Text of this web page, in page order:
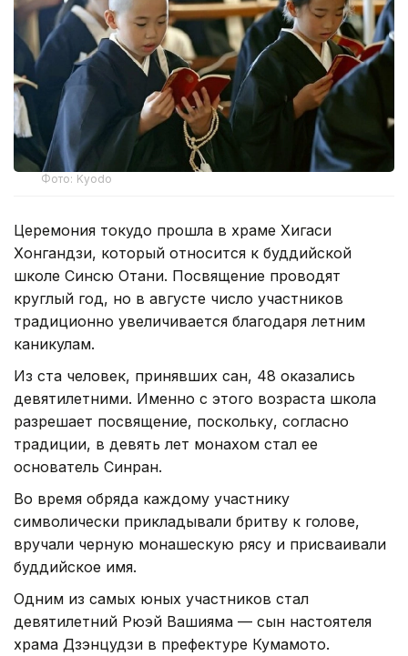
Фото: Kyodo
Церемония токудо прошла в храме Хигаси
Хонгандзи, который относится к буддийской
школе Синсю Отани. Посвящение проводят
круглый год, но в августе число участников
традиционно увеличивается благодаря летним
каникулам.
Из ста человек, принявших сан, 48 оказались
девятилетними. Именно с этого возраста школа
разрешает посвящение, поскольку, согласно
традиции, в девять лет монахом стал ее
основатель Синран.
Во время обряда каждому участнику
символически прикладывали бритву к голове,
вручали черную монашескую рясу и присваивали
буддийское имя.
Одним из самых юных участников стал
девятилетний Рюэй Вашияма — сын настоятеля
храма Дзэнцудзи в префектуре Кумамото.